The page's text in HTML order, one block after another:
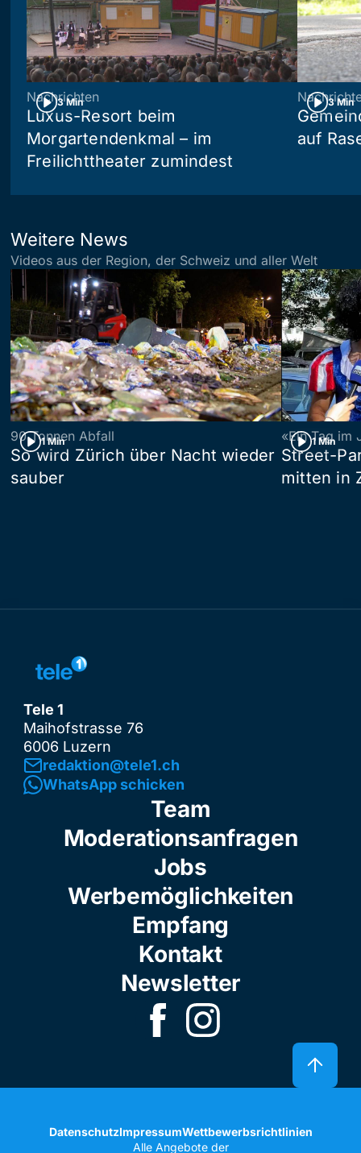
3 Min
Nachrichten
Luxus-Resort beim
Morgartendenkmal – im
Freilichttheater zumindest
3 Min
auf
Weitere News
Videos aus der Region, der Schweiz und aller Welt
1 Min
90 Tonnen Abfall
So wird Zürich über Nacht wieder
sauber
1 Min
«Ein Tag im
Street-
mitten in
Tele 1
Maihofstrasse 76
6006 Luzern
redaktion@tele1.ch
WhatsApp schicken
Team
Moderationsanfragen
Jobs
Werbemöglichkeiten
Empfang
Kontakt
Newsletter
DatenschutzImpressumWettbewerbsrichtlinien
Alle Angebote der